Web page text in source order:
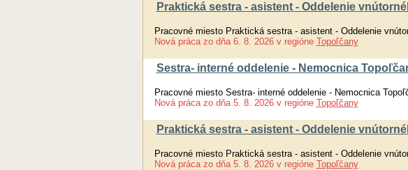
Praktická sestra - asistent - Oddelenie
Pracovné miesto Praktická sestra - asistent - Oddelenie
Nová práca zo dňa 6. 8. 2026 v regióne Topoľčany
Sestra- interné oddelenie - Nemocnica
Pracovné miesto Sestra- interné oddelenie - Nemocnica
Nová práca zo dňa 5. 8. 2026 v regióne Topoľčany
Praktická sestra - asistent - Oddelenie
Pracovné miesto Praktická sestra - asistent - Oddelenie
Nová práca zo dňa 5. 8. 2026 v regióne Topoľčany